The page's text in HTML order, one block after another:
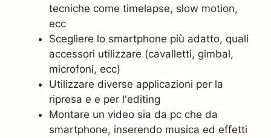
tecniche come timelapse, slow motion,
ecc
Scegliere lo smartphone più adatto, quali
accessori utilizzare (cavalletti, gimbal,
microfoni, ecc)
Utilizzare diverse applicazioni per la
ripresa e e per l'editing
Montare un video sia da pc che da
smartphone, inserendo musica ed effetti